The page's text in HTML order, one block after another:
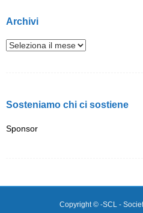
Archivi
Sosteniamo chi ci sostiene
Sponsor
Copyright © -SCL -